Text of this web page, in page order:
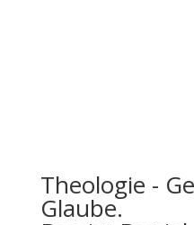
Theologie -
Glaube.